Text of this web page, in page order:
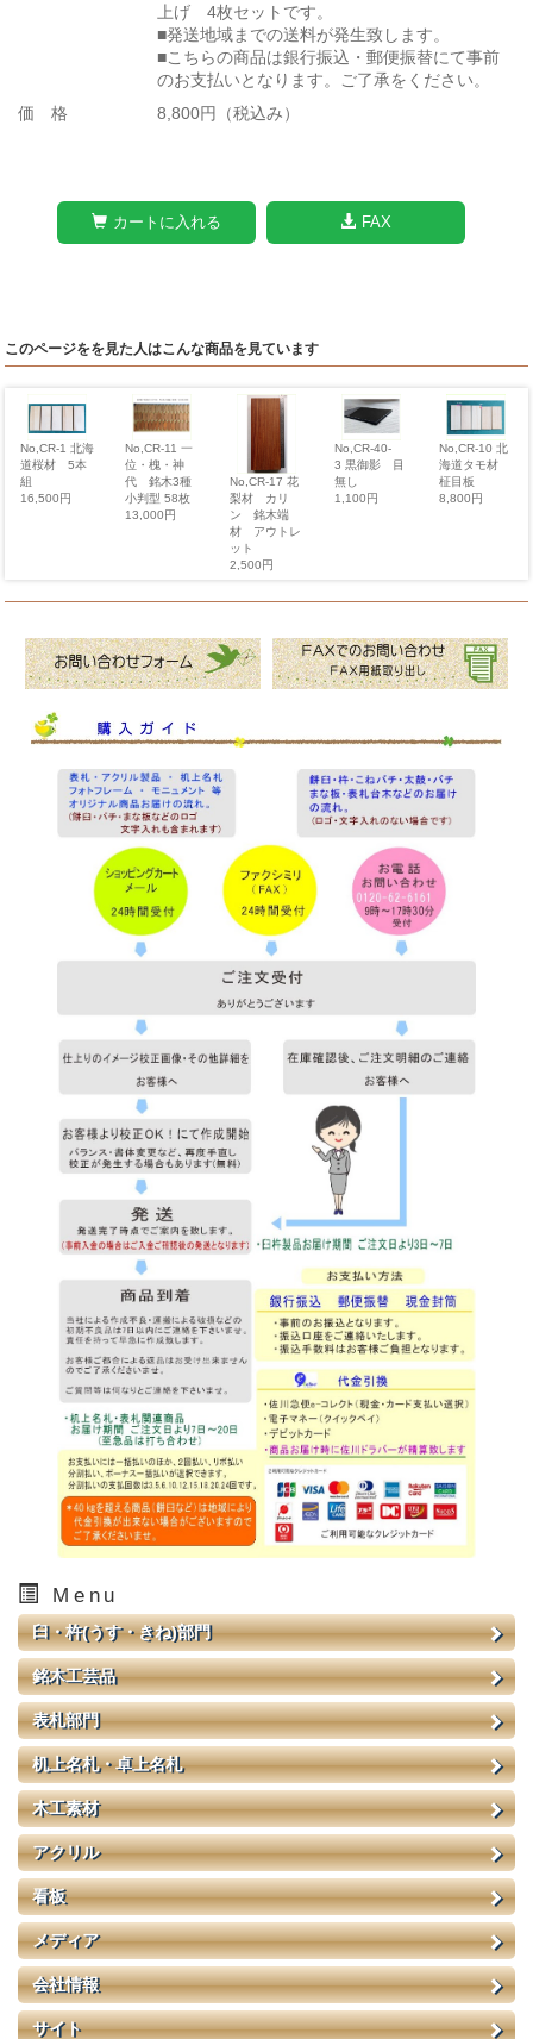
上げ 4枚セットです。
■発送地域までの送料が発生致します。
■こちらの商品は銀行振込・郵便振替にて事前
のお支払いとなります。ご了承をください。
価 格
8,800円（税込み）
カートに入れる FAX
このページをを見た人はこんな商品を見ています
No,CR-1 北海
道桜材 5本
組
16,500円
No,CR-11 一
位・槐・神
代 銘木3種
小判型 58枚
13,000円
No,CR-17 花
梨材 カリ
ン 銘木端
材 アウトレ
ット
2,500円
No,CR-40-
3 黒御影 目
無し
1,100円
No,CR-10 北
海道タモ材
柾目板
8,800円
Menu
臼・杵(うす・きね)部門
銘木工芸品
表札部門
机上名札・卓上名札
木工素材
アクリル
看板
メディア
会社情報
サイト